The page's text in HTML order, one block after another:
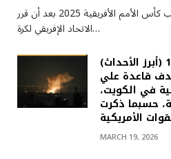
تم تجريد السنغال من لقب كأس الأمم الأفريقية 2025 بعد أن قرر
الاتحاد الإفريقي لكرة…
(أبرز الأحداث) الأخبار العاجلة اليوم، 15
قاعدة علي
في الكويت،
حسبما ذكرت
MARCH 19, 2026